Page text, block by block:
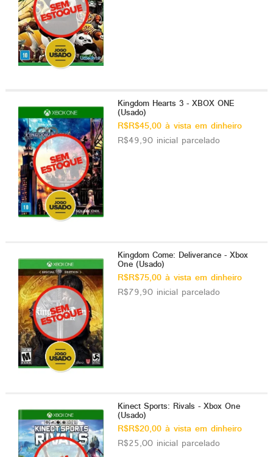
Kingdom Hearts 3 - XBOX ONE
(Usado)
R$R$45,00 à vista em dinheiro
R$49,90 inicial parcelado
Kingdom Come: Deliverance - Xbox
One (Usado)
R$R$75,00 à vista em dinheiro
R$79,90 inicial parcelado
Kinect Sports: Rivals - Xbox One
(Usado)
R$R$20,00 à vista em dinheiro
R$25,00 inicial parcelado